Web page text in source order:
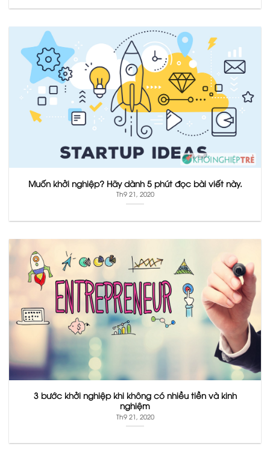
Muốn khởi nghiệp? Hãy dành 5 phút đọc bài viết này.
Th9 21, 2020
3 bước khởi nghiệp khi không có nhiều tiền và kinh
nghiệm
Th9 21, 2020